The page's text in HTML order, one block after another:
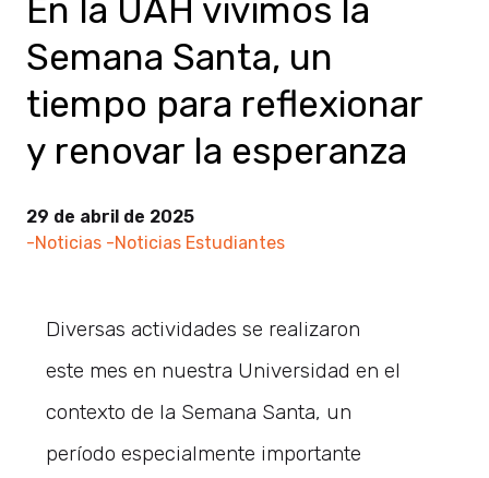
En la UAH vivimos la
Semana Santa, un
tiempo para reflexionar
y renovar la esperanza
29 de abril de 2025
-Noticias -Noticias Estudiantes
Diversas actividades se realizaron
este mes en nuestra Universidad en el
contexto de la Semana Santa, un
período especialmente importante